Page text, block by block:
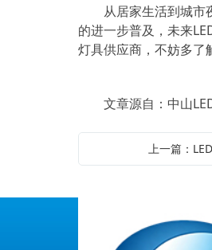
从居家生活到城市
的进一步普及，未来
灯具供应商，不妨多了
文章源自：中山
上一篇：